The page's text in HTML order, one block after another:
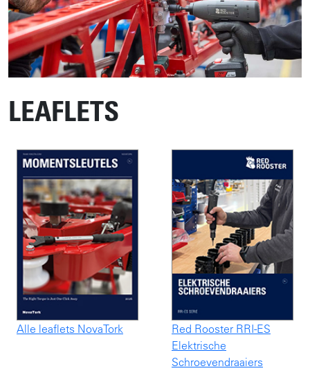
LEAFLETS
Alle leaflets NovaTork
Red Rooster RRI-ES
Elektrische
Schroevendraaiers